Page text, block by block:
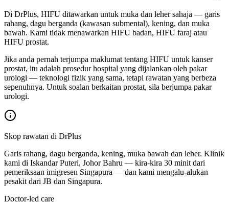
Di DrPlus, HIFU ditawarkan untuk muka dan leher sahaja — garis
rahang, dagu berganda (kawasan submental), kening, dan muka
bawah. Kami tidak menawarkan HIFU badan, HIFU faraj atau
HIFU prostat.
Jika anda pernah terjumpa maklumat tentang HIFU untuk kanser
prostat, itu adalah prosedur hospital yang dijalankan oleh pakar
urologi — teknologi fizik yang sama, tetapi rawatan yang berbeza
sepenuhnya. Untuk soalan berkaitan prostat, sila berjumpa pakar
urologi.
Skop rawatan di DrPlus
Garis rahang, dagu berganda, kening, muka bawah dan leher. Klinik
kami di Iskandar Puteri, Johor Bahru — kira-kira 30 minit dari
pemeriksaan imigresen Singapura — dan kami mengalu-alukan
pesakit dari JB dan Singapura.
Doctor-led care